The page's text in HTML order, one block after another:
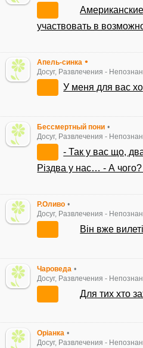
участвовать в
Апель-синка •
Досуг, Развлечения -
У меня для вас
Бессмертный пони •
Досуг, Развлечения -
- Так у вас що,
Різдва у нас… - А
Р.Оливо •
Досуг, Развлечения -
Він вже
Чароведа •
Досуг, Развлечения -
Для тих хто
Оріанка •
Досуг, Развлечения -